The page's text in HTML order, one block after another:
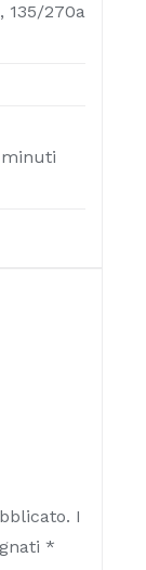
135/270a
minuti
I
*